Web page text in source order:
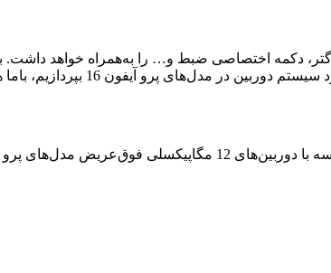
بزرگتر، دکمه اختصاصی ضبط و… را به‌همراه خواهد